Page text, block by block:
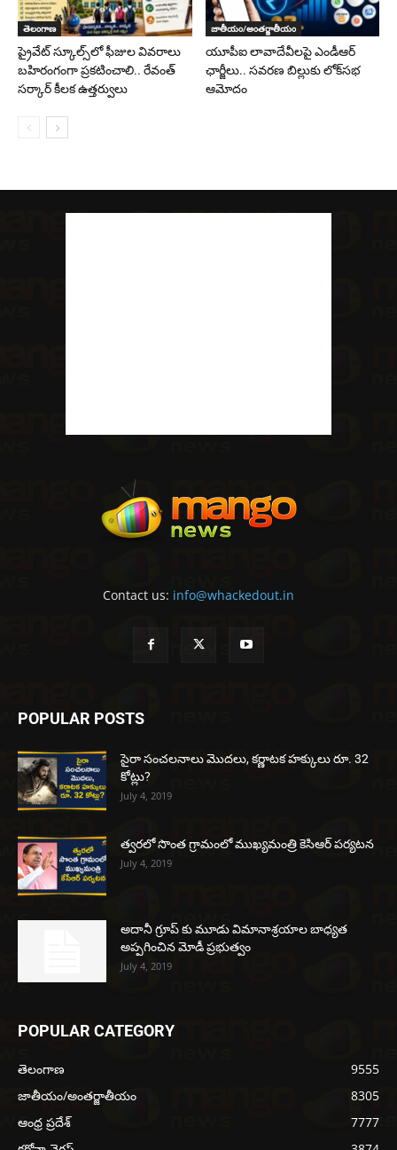
తెలంగాణ
ప్రైవేట్ స్కూల్స్‌లో ఫీజుల వివరాలు
బహిరంగంగా ప్రకటించాలి.. రేవంత్
సర్కార్ కీలక ఉత్తర్వులు
జాతీయం/అంతర్జాతీయం
యూపీఐ లావాదేవీలపై ఎండీఆర్
ఛార్జీలు.. సవరణ బిల్లుకు లోక్‌సభ
ఆమోదం
Contact us: info@whackedout.in
POPULAR POSTS
సైరా సంచలనాలు మొదలు, కర్ణాటక హక్కులు రూ. 32
కోట్లు?
July 4, 2019
త్వరలో సొంత గ్రామంలో ముఖ్యమంత్రి కెసిఆర్ పర్యటన
July 4, 2019
అదానీ గ్రూప్ కు మూడు విమానాశ్రయాల బాధ్యత
అప్పగించిన మోడీ ప్రభుత్వం
July 4, 2019
POPULAR CATEGORY
తెలంగాణ
9555
జాతీయం/అంతర్జాతీయం
8305
ఆంధ్ర ప్రదేశ్
7777